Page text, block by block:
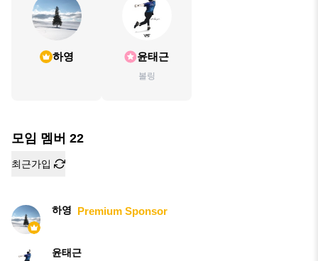
하영 윤태근
볼링
모임 멤버 22
최근가입
하영 Premium Sponsor
윤태근